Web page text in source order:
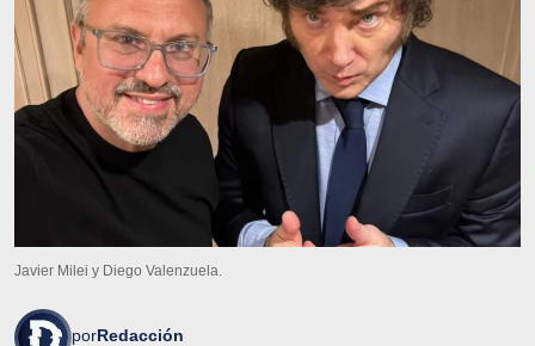
Javier Milei y Diego Valenzuela.
porRedacción